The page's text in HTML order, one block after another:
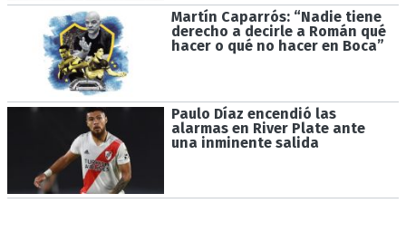
Martín Caparrós: “Nadie tiene
derecho a decirle a Román qué
hacer o qué no hacer en Boca”
Paulo Díaz encendió las
alarmas en River Plate ante
una inminente salida